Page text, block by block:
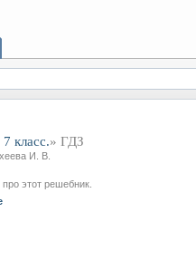
класс.» ГДЗ
И. В.
этот решебник.